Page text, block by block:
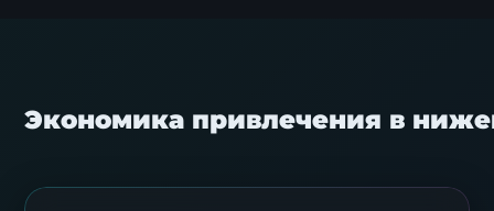
Экономика привлечения в